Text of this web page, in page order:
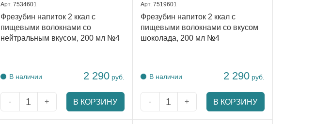
Арт. 7534601
Фрезубин напиток 2 ккал с
пищевыми волокнами со
нейтральным вкусом, 200 мл №4
В наличии 2 290руб.
- + В КОРЗИНУ
Арт. 7519601
Фрезубин напиток 2 ккал с
пищевыми волокнами со вкусом
шоколада, 200 мл №4
В наличии 2 290руб.
- + В КОРЗИНУ